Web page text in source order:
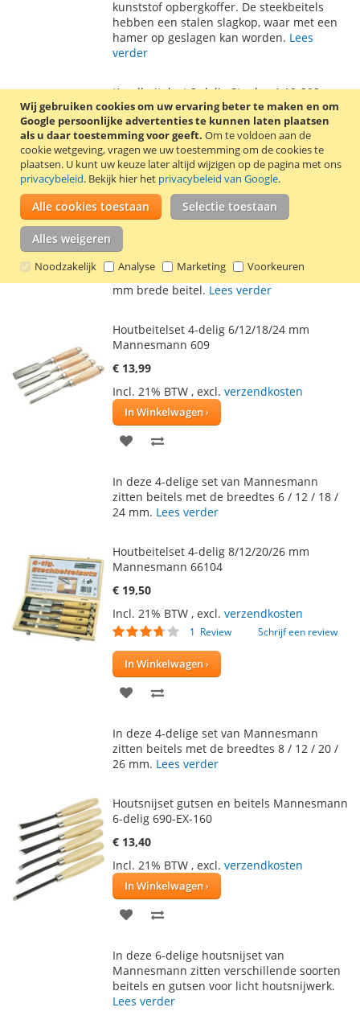
Wij gebruiken cookies om uw ervaring beter te maken en om
Google persoonlijke advertenties te kunnen laten plaatsen
als u daar toestemming voor geeft. Om te voldoen aan de
cookie wetgeving, vragen we uw toestemming om de cookies te
plaatsen. U kunt uw keuze later altijd wijzigen op de pagina met ons
privacybeleid. Bekijk hier het privacybeleid van Google.
Alle cookies toestaan Selectie toestaan
Alles weigeren
Noodzakelijk Analyse Marketing Voorkeuren
VERLANGLIJST
VERGELIJKEN
kunststof opbergkoffer. De steekbeitels
hebben een stalen slagkop, waar met een
hamer op geslagen kan worden. Lees
verder
Koudbeitelset 3-delig Stanley 4-18-298
€ 10,95
Incl. 21% BTW, excl. verzendkosten
In Winkelwagen
VOEG
TOE
VERLANGLIJST
TOEVOEGEN
OM
VERGELIJKEN
In deze 3-delige set van Stanley zitten
delige set bestaat uit een 10 mm brede
beitel, een 12 mm brede beitel en een 16
mm brede beitel. Lees verder
Houtbeitelset 4-delig 6/12/18/24 mm
Mannesmann 609
€ 13,99
Incl. 21% BTW , excl. verzendkosten
In Winkelwagen
VOEG
AAN TE
In deze 4-delige set van Mannesmann
zitten beitels met de breedtes 6 / 12 / 18 /
24 mm. Lees verder
Houtbeitelset 4-delig 8/12/20/26 mm
Mannesmann 66104
€ 19,50
Incl. 21% BTW , excl. verzendkosten
Waardering:
1 Review Schrijf een review
In Winkelwagen
VOEG
AAN TE
In deze 4-delige set van Mannesmann
zitten beitels met de breedtes 8 / 12 / 20 /
26 mm. Lees verder
Houtsnijset gutsen en beitels Mannesmann
6-delig 690-EX-160
€ 13,40
Incl. 21% BTW , excl. verzendkosten
In Winkelwagen
VOEG
AAN
VERLANGLIJST
TE
VERGELIJKEN
In deze 6-delige houtsnijset van
Mannesmann zitten verschillende soorten
beitels en gutsen voor licht houtsnijwerk.
Lees verder